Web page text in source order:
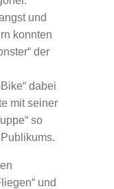
und
konnten
der
dabei
mit seiner
so
und